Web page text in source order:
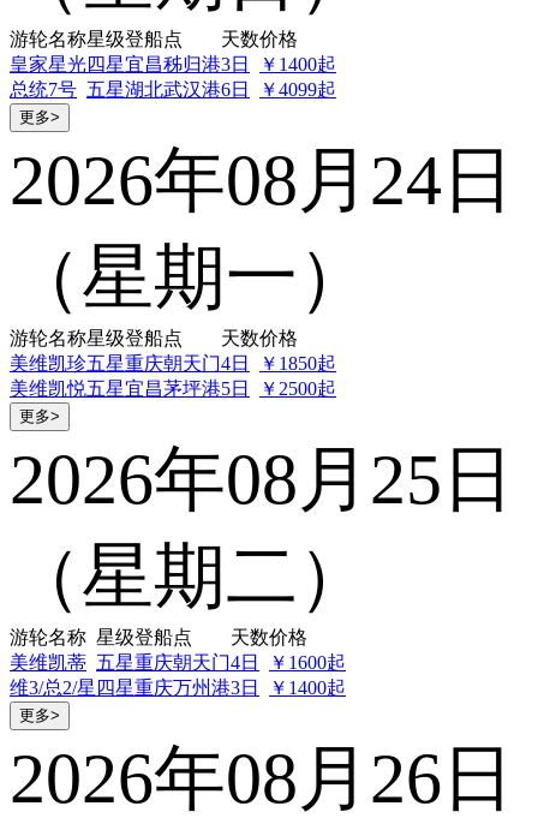
游轮名称星级登船点 天数价格
皇家星光四星宜昌秭归港3日
￥1400起
总统7号 五星湖北武汉港6日 ￥4099起
更多>
2026年08月24日
（星期一）
游轮名称星级登船点 天数价格
美维凯珍五星重庆朝天门4日
￥1850起
美维凯悦五星宜昌茅坪港5日 ￥2500起
更多>
2026年08月25日
（星期二）
游轮名称 星级登船点 天数价格
美维凯蒂 五星重庆朝天门4日
￥1600起
维3/总2/星 四星重庆万州港3日 ￥1400起
更多>
2026年08月26日